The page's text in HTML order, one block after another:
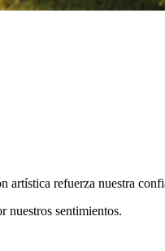
artística refuerza nuestra
nuestros sentimientos.